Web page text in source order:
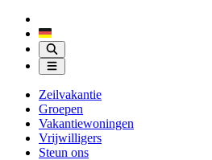
Zeilvakantie
Groepen
Vakantiewoningen
Vrijwilligers
Steun ons